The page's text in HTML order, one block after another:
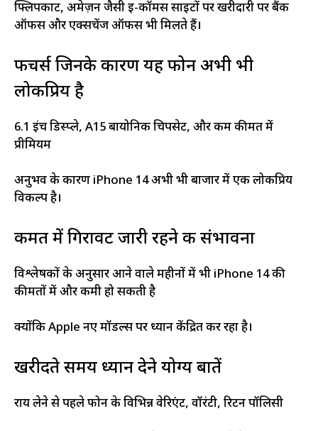
फ्लिपकार्ट, अमेज़न जैसी ई-कॉमर्स साइटों पर खरीदारी पर बैंक
ऑफर्स और एक्सचेंज ऑफर्स भी मिलते हैं।
फीचर्स जिनके कारण यह फोन अभी भी
लोकप्रिय है
6.1 इंच डिस्प्ले, A15 बायोनिक चिपसेट, और कम कीमत में
प्रीमियम
अनुभव के कारण iPhone 14 अभी भी बाजार में एक लोकप्रिय
विकल्प है।
कीमत में गिरावट जारी रहने की संभावना
विश्लेषकों के अनुसार आने वाले महीनों में भी iPhone 14 की
कीमतों में और कमी हो सकती है
क्योंकि Apple नए मॉडल्स पर ध्यान केंद्रित कर रहा है।
खरीदते समय ध्यान देने योग्य बातें
राय लेने से पहले फोन के विभिन्न वेरिएंट, वॉरंटी, रिटर्न पॉलिसी